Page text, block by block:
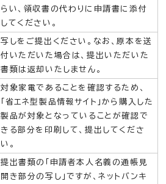
らい、領収書の代わりに申請書に添付
してください。
写しをご提出ください。なお、原本を送
付いただいた場合は、提出いただいた
書類は返却いたしません。
対象家電であることを確認するため、
「省エネ型製品情報サイト」から購入した
製品が対象となっていることが確認で
きる部分を印刷して、提出してくださ
い。
提出書類の「申請者本人名義の通帳見
開き部分の写し」ですが、ネットバンキ